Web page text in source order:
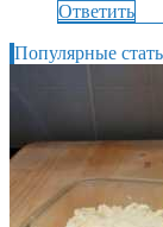
Ответить
Популярные